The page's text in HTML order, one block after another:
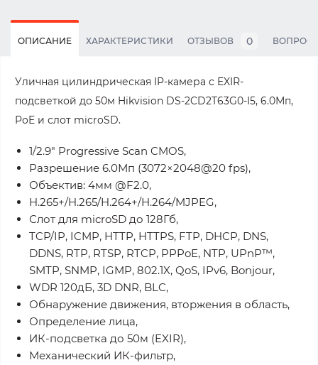
ОПИСАНИЕ ХАРАКТЕРИСТИКИ ОТЗЫВОВ 0
Уличная цилиндрическая IP-камера с EXIR-
подсветкой до 50м Hikvision DS-2CD2T63G0-I5, 6.0Мп,
PoE и слот microSD.
1/2.9" Progressive Scan CMOS,
Разрешение 6.0Мп (3072×2048@20 fps),
Объектив: 4мм @F2.0,
H.265+/H.265/H.264+/H.264/MJPEG,
Слот для microSD до 128Гб,
TCP/IP, ICMP, HTTP, HTTPS, FTP, DHCP, DNS,
DDNS, RTP, RTSP, RTCP, PPPoE, NTP, UPnP™,
SMTP, SNMP, IGMP, 802.1X, QoS, IPv6, Bonjour,
WDR 120дБ, 3D DNR, BLC,
Обнаружение движения, вторжения в область,
Определение лица,
ИК-подсветка до 50м (EXIR),
Механический ИК-фильтр,